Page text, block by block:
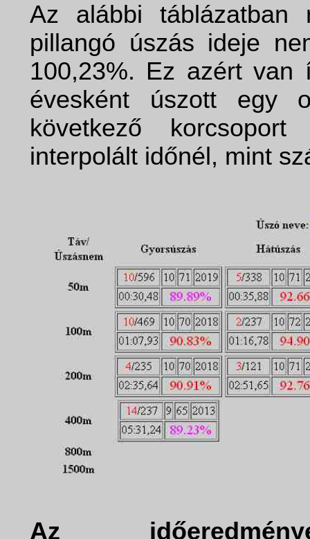
Az alábbi
pillangó úszás ideje
100,23%. Ez azért van
évesként úszott egy
következő
interpolált időnél, mint
Az